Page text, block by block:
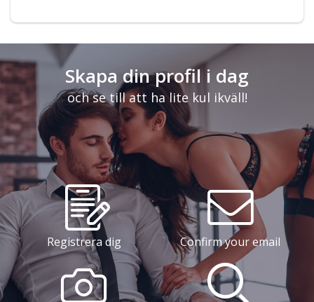
Skapa din profil i dag
och se till att ha lite kul ikväll!
Registrera dig Confirm your email